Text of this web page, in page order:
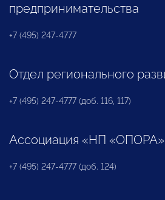
предпринимательства
+7 (495) 247-4777
Отдел регионального
+7 (495) 247-4777 (доб. 116, 117)
Ассоциация «НП «ОПОРА»
+7 (495) 247-4777 (доб. 124)